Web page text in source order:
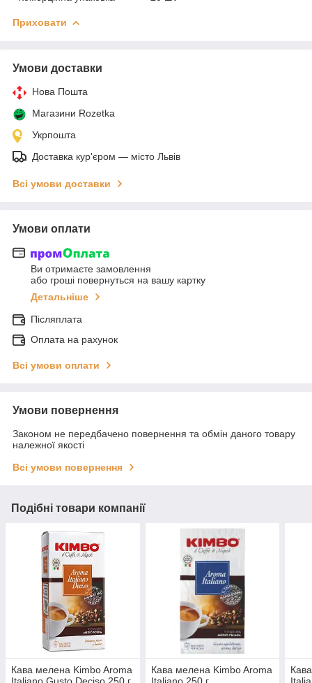
Приховати
Умови доставки
Нова Пошта
Магазини Rozetka
Укрпошта
Доставка кур'єром — місто Львів
Всі умови доставки
Умови оплати
Ви отримаєте замовлення
або гроші повернуться на вашу картку
Детальніше
Післяплата
Оплата на рахунок
Всі умови оплати
Умови повернення
Законом не передбачено повернення та обмін даного товару
належної якості
Всі умови повернення
Подібні товари компанії
Кава мелена Kimbo Aroma
Кава мелена Kimbo Aroma